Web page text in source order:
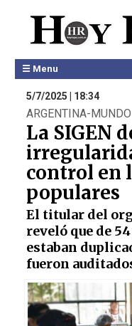
☰ Menu
5/7/2025 | 18:34
ARGENTINA-MUNDO
La SIGEN
control en
populares
El titular del
reveló que de
estaban
fueron